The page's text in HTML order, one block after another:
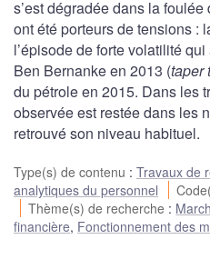
s’est dégradée dans la
ont été porteurs de tensions :
l’épisode de forte volatilité
Ben Bernanke en 2013 (taper
du pétrole en 2015. Dans les
observée est restée dans les
retrouvé son niveau habituel.
Type(s) de contenu : Travaux de
analytiques du personnel
Thème(s) de recherche :
financière, Fonctionnement des